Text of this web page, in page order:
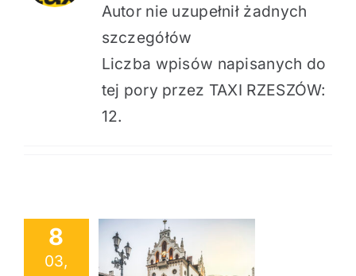
Autor nie uzupełnił żadnych
szczegółów
Liczba wpisów napisanych do
tej pory przez TAXI RZESZÓW:
12.
8
03,
ceny